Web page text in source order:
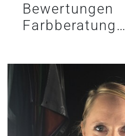
Bewertungen
Farbberatung…